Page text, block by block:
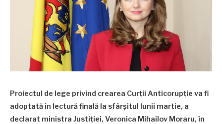
Proiectul de lege privind crearea Curții Anticorupție va fi
adoptată în lectură finală la sfârșitul lunii martie, a
declarat ministra Justiției, Veronica Mihailov Moraru, în